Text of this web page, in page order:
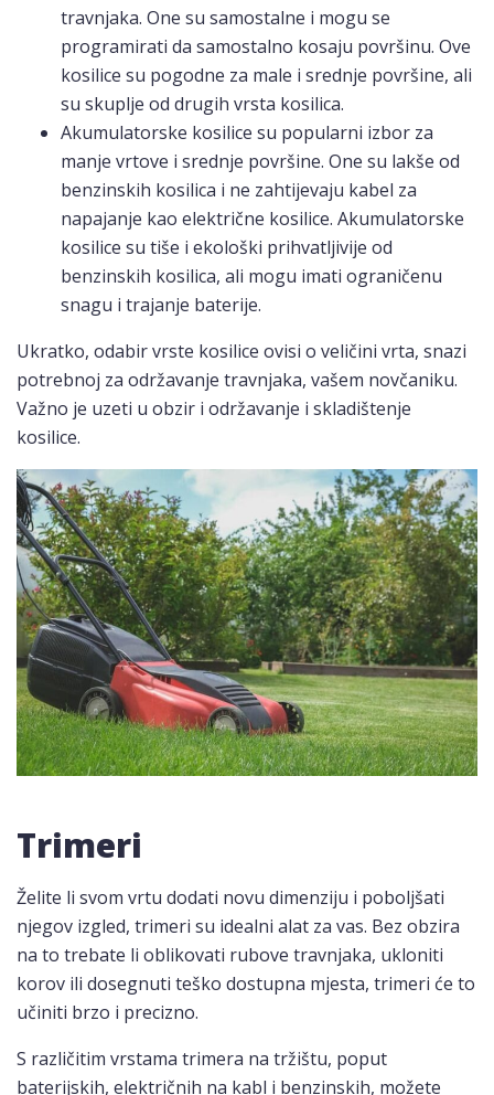
travnjaka. One su samostalne i mogu se
programirati da samostalno kosaju površinu. Ove
kosilice su pogodne za male i srednje površine, ali
su skuplje od drugih vrsta kosilica.
Akumulatorske kosilice su popularni izbor za
manje vrtove i srednje površine. One su lakše od
benzinskih kosilica i ne zahtijevaju kabel za
napajanje kao električne kosilice. Akumulatorske
kosilice su tiše i ekološki prihvatljivije od
benzinskih kosilica, ali mogu imati ograničenu
snagu i trajanje baterije.
Ukratko, odabir vrste kosilice ovisi o veličini vrta, snazi
potrebnoj za održavanje travnjaka, vašem novčaniku.
Važno je uzeti u obzir i održavanje i skladištenje
kosilice.
Trimeri
Želite li svom vrtu dodati novu dimenziju i poboljšati
njegov izgled, trimeri su idealni alat za vas. Bez obzira
na to trebate li oblikovati rubove travnjaka, ukloniti
korov ili dosegnuti teško dostupna mjesta, trimeri će to
učiniti brzo i precizno.
S različitim vrstama trimera na tržištu, poput
baterijskih, električnih na kabl i benzinskih, možete